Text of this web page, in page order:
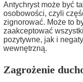
Antychryst może być
osobowości, czyli
zignorować. Może to
zaakceptować
pozytywne, jak i
wewnętrzną.
Zagrożenie